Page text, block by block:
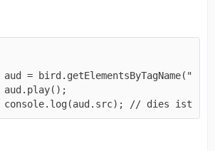
console.log(aud.src); // dies ist